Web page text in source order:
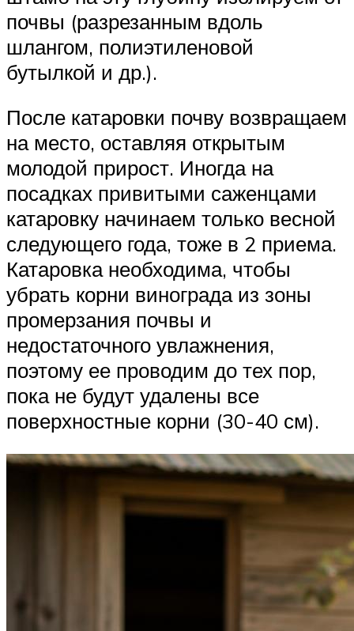
почвы (разрезанным вдоль
шлангом, полиэтиленовой
бутылкой и др.).
После катаровки почву возвращаем
на место, оставляя открытым
молодой прирост. Иногда на
посадках привитыми саженцами
катаровку начинаем только весной
следующего года, тоже в 2 приема.
Катаровка необходима, чтобы
убрать корни винограда из зоны
промерзания почвы и
недостаточного увлажнения,
поэтому ее проводим до тех пор,
пока не будут удалены все
поверхностные корни (30-40 см).